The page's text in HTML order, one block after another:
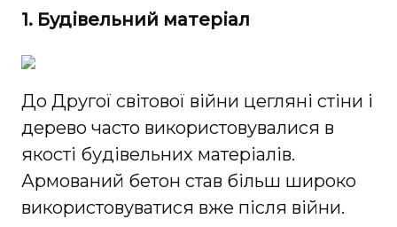
1. Будівельний матеріал
До Другої світової війни цегляні стіни і
дерево часто використовувалися в
якості будівельних матеріалів.
Армований бетон став більш широко
використовуватися вже після війни.